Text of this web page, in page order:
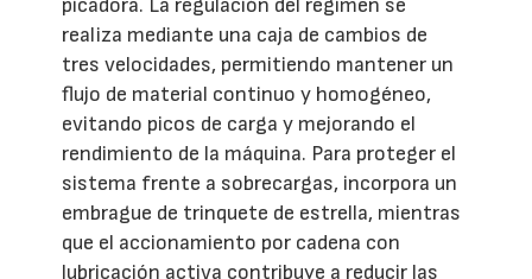
realiza mediante una caja de cambios de
tres velocidades, permitiendo mantener un
flujo de material continuo y homogéneo,
evitando picos de carga y mejorando el
rendimiento de la máquina. Para proteger el
sistema frente a sobrecargas, incorpora un
embrague de trinquete de estrella, mientras
que el accionamiento por cadena con
lubricación activa contribuye a reducir las